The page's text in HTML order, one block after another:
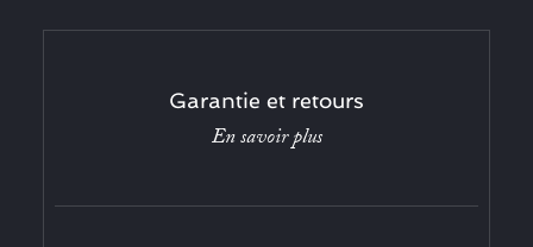
Garantie et retours
En savoir plus